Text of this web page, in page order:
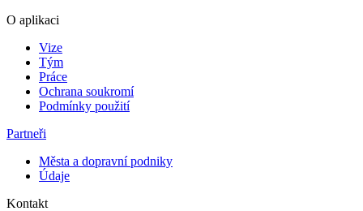
O aplikaci
Vize
Tým
Práce
Ochrana soukromí
Podmínky použití
Partneři
Města a dopravní podniky
Údaje
Kontakt